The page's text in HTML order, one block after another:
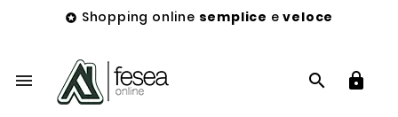
 Shopping online semplice eveloce
  